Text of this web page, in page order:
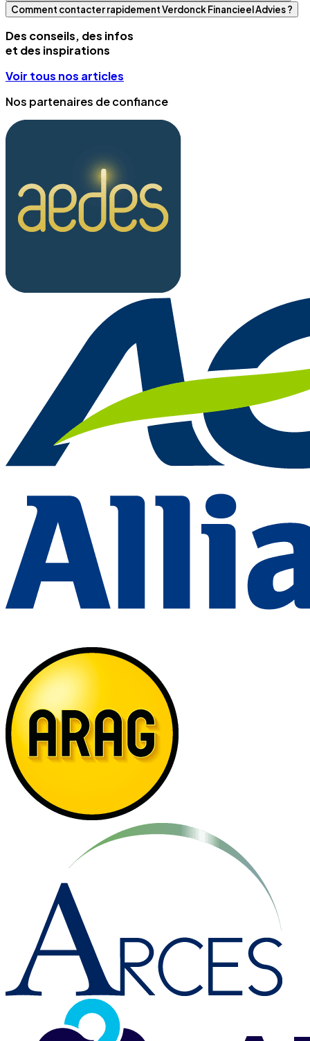
Comment contacter rapidement Verdonck Financieel Advies ?
Des conseils, des infos
et des inspirations
Voir tous nos articles
Nos partenaires de confiance